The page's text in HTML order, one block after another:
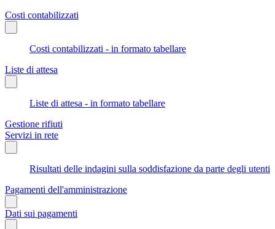
Costi contabilizzati
Costi contabilizzati - in formato tabellare
Liste di attesa
Liste di attesa - in formato tabellare
Gestione rifiuti
Servizi in rete
Risultati delle indagini sulla soddisfazione da parte degli utenti
Pagamenti dell'amministrazione
Dati sui pagamenti